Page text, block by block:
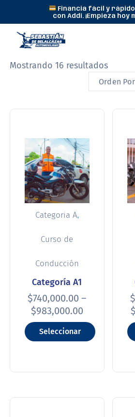
Financia fácil y
con Addi. ¡Empieza hoy
Mostrando 16 resultados
Orden
Categoria A,
Curso de
Conducción
Categoría A1
$740,000.00 –
$983,000.00
Seleccionar
$